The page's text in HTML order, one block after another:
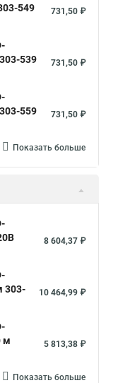
549
731,50 ₽
539
731,50 ₽
559
731,50 ₽
Показать больше
8 604,37 ₽
303-
10 464,99 ₽
м
5 813,38 ₽
Показать больше